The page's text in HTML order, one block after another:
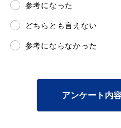
参考になった
どちらとも言えない
参考にならなかった
アンケート内